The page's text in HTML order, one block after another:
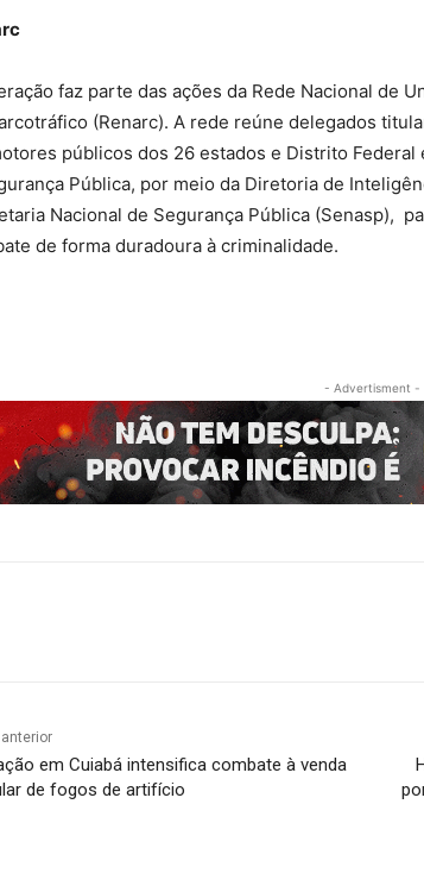
faz parte das ações da Rede Nacional de
(Renarc). A rede reúne delegados
públicos dos 26 estados e Distrito
Pública, por meio da Diretoria de
Nacional de Segurança Pública (Senasp),
de forma duradoura à criminalidade.
- Advertisment -
em Cuiabá intensifica combate à venda
de fogos de artifício